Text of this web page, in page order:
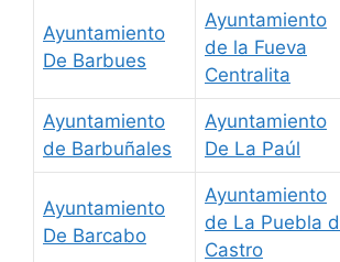
Ayuntamiento
De Barbues
Ayuntamiento
de la Fueva
Centralita
Ayuntamiento
de Barbuñales
Ayuntamiento
De La Paúl
Ayuntamiento
De Barcabo
Ayuntamiento
de La Puebla
Castro